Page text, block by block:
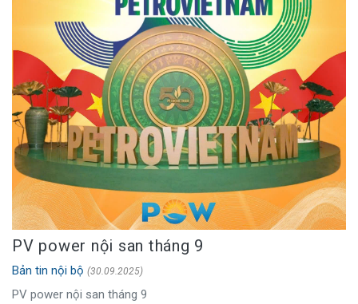
PV power nội san tháng 9
Bản tin nội bộ (30.09.2025)
PV power nội san tháng 9